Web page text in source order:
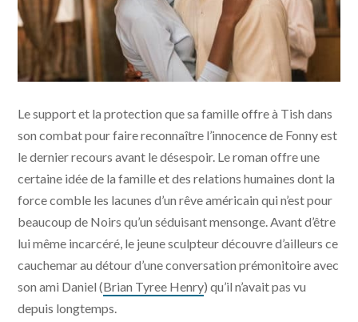
Mars Distribution
Le support et la protection que sa famille offre à Tish dans
son combat pour faire reconnaître l’innocence de Fonny est
le dernier recours avant le désespoir. Le roman offre une
certaine idée de la famille et des relations humaines dont la
force comble les lacunes d’un rêve américain qui n’est pour
beaucoup de Noirs qu’un séduisant mensonge. Avant d’être
lui même incarcéré, le jeune sculpteur découvre d’ailleurs ce
cauchemar au détour d’une conversation prémonitoire avec
son ami Daniel (Brian Tyree Henry) qu’il n’avait pas vu
depuis longtemps.